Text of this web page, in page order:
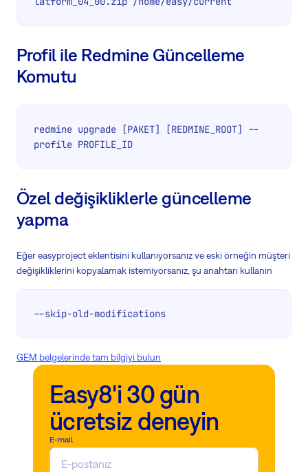
Profil ile Redmine Güncelleme
Komutu
redmine upgrade [PAKET] [REDMINE_ROOT] --
profile PROFILE_ID
Özel değişikliklerle güncelleme
yapma
Eğer easyproject eklentisini kullanıyorsanız ve eski örneğin müşteri
değişikliklerini kopyalamak istemiyorsanız, şu anahtarı kullanın
--skip-old-modifications
GEM belgelerinde tam bilgiyi bulun
Easy8'i 30 gün
ücretsiz deneyin
E-mail